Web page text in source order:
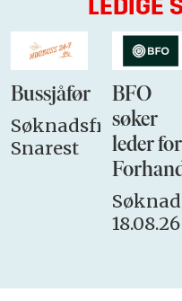
LEDIGE
Bussjåfør
Søknadsfrist:
Snarest
BFO
søker
leder for
18.08.26